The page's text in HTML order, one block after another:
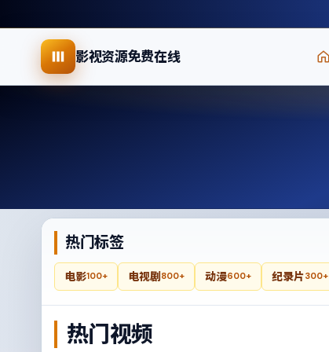
影视资源免费在线
热门标签
电影100+ 电视剧 800+ 动漫600+ 纪录片300+
热门视频